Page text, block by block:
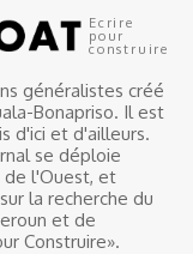
Ecrire
pour
construire
généralistes créé
Bonapriso. Il est
d'ici et d'ailleurs.
se déploie
de l'Ouest, et
la recherche du
et de
Construire».